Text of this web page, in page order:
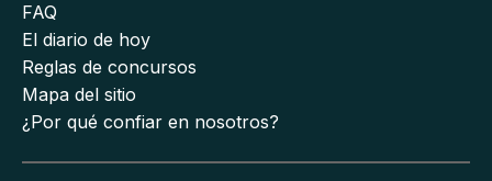
FAQ
El diario de hoy
Reglas de concursos
Mapa del sitio
¿Por qué confiar en nosotros?